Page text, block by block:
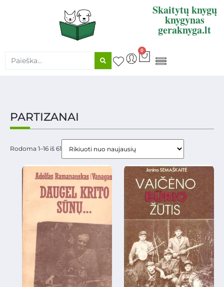
Skaitytų knygų
knygynas
geraknyga.lt
0
PARTIZANAI
Rodoma 1–16 iš 61